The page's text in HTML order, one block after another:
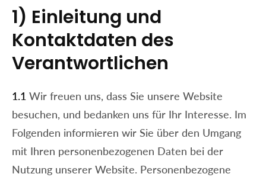
1) Einleitung und
Kontaktdaten des
Verantwortlichen
1.1 Wir freuen uns, dass Sie unsere Website
besuchen, und bedanken uns für Ihr Interesse. Im
Folgenden informieren wir Sie über den Umgang
mit Ihren personenbezogenen Daten bei der
Nutzung unserer Website. Personenbezogene